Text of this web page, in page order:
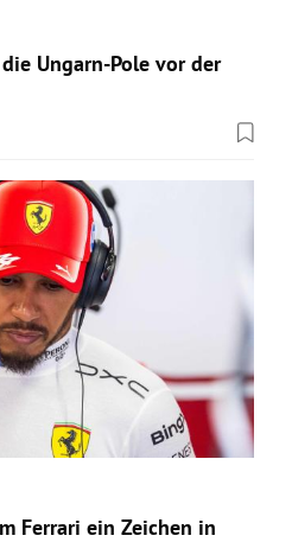
Ungarn-Pole vor der
Ferrari ein Zeichen in